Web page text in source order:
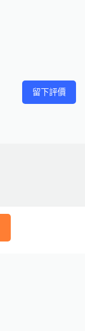
留下評價
Rights reserved